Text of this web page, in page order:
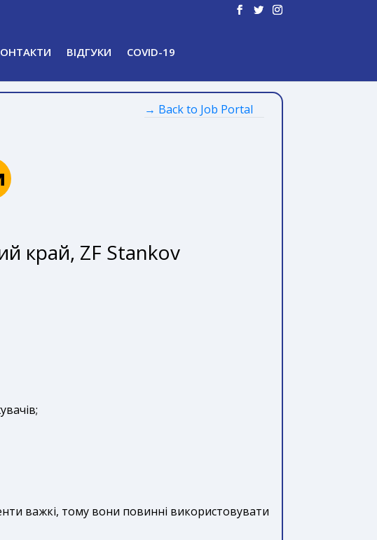
ВІДГУКИ COVID-19
→ Back to Job Portal
край, ZF Stankov
важкі, тому вони повинні використовувати